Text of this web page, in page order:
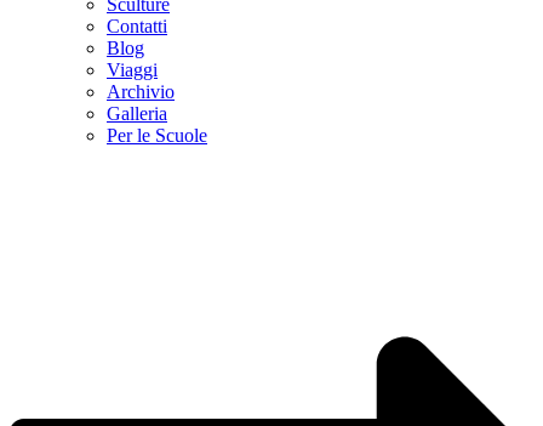
Contatti
Blog
Viaggi
Archivio
Galleria
Per le Scuole